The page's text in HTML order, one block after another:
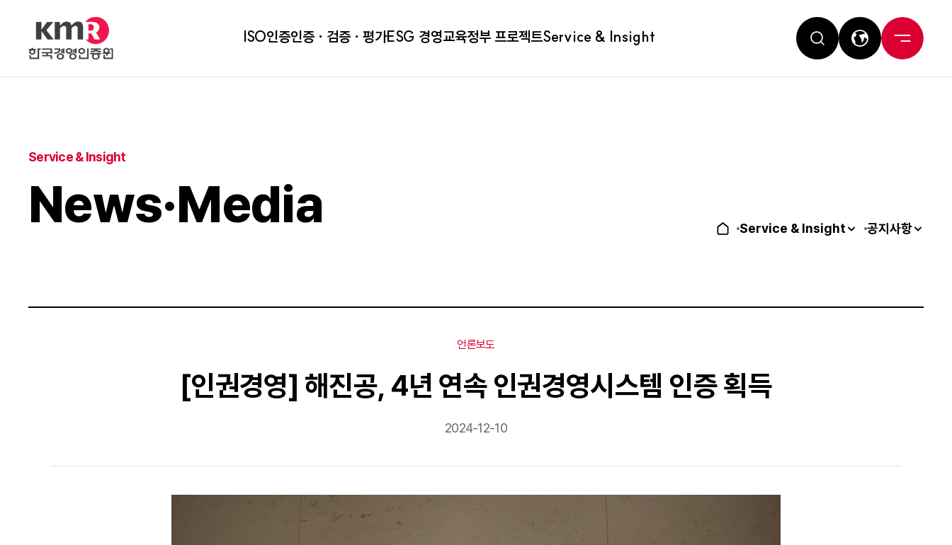
ISO인증인증ㆍ검증ㆍ평가ESG 경영교육정부 프로젝트Service & Insight
Service & Insight
News·Media Service & Insight 공지사항
언론보도
[인권경영] 해진공, 4년 연속 인권경영시스템 인증 획득
2024-12-10